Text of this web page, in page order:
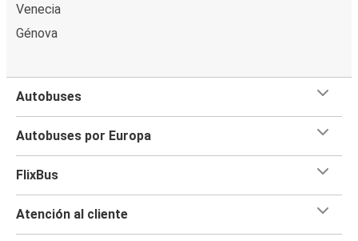
Venecia
Génova
Autobuses
Autobuses por Europa
FlixBus
Atención al cliente